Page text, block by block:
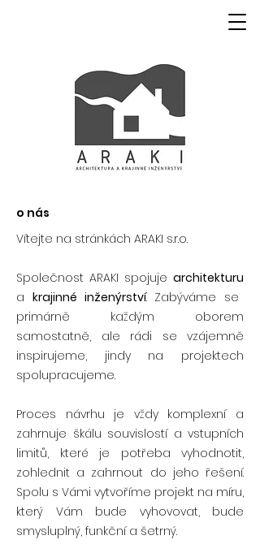
o nás
Vítejte na stránkách ARAKI s.r.o.
Společnost ARAKI spojuje architekturu
a krajinné inženýrství. Zabýváme se
primárně každým oborem
samostatně, ale rádi se vzájemně
inspirujeme, jindy na projektech
spolupracujeme.
Proces návrhu je vždy komplexní a
zahrnuje škálu souvislostí a vstupních
limitů, které je potřeba vyhodnotit,
zohlednit a zahrnout do jeho řešení.
Spolu s Vámi vytvoříme projekt na míru,
který Vám bude vyhovovat, bude
smysluplný, funkční a šetrný.